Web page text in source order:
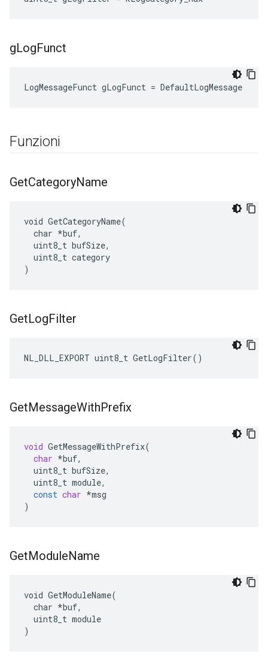
gLogFunct
LogMessageFunct gLogFunct = DefaultLogMessage
Funzioni
GetCategoryName
void GetCategoryName(
  char *buf,
  uint8_t bufSize,
  uint8_t category
)
GetLogFilter
NL_DLL_EXPORT uint8_t GetLogFilter()
GetMessageWithPrefix
void GetMessageWithPrefix(
char *buf,
uint8_t bufSize,
uint8_t module,
const char *msg
)
GetModuleName
void GetModuleName(
  char *buf,
  uint8_t module
)